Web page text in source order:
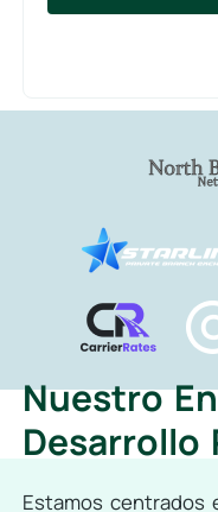
Nuestro
Desarrollo
Estamos